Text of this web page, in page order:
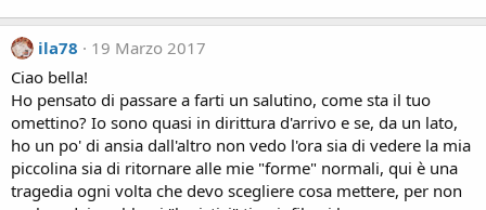
ila78
19 Marzo 2017
Ciao bella!
Ho pensato di passare a farti un salutino, come sta il tuo
omettino? Io sono quasi in dirittura d'arrivo e se, da un lato,
ho un po' di ansia dall'altro non vedo l'ora sia di vedere la mia
piccolina sia di ritornare alle mie "forme" normali, qui è una
tragedia ogni volta che devo scegliere cosa mettere, per non